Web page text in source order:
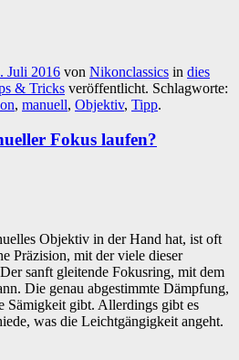
Juli 2016 von Nikonclassics in dies
& Tricks veröffentlicht. Schlagworte:
, manuell, Objektiv, Tipp.
Fokus laufen?
Objektiv in der Hand hat, ist oft
Präzision, mit der viele dieser
sanft gleitende Fokusring, mit dem
Die genau abgestimmte Dämpfung,
Sämigkeit gibt. Allerdings gibt es
was die Leichtgängigkeit angeht.